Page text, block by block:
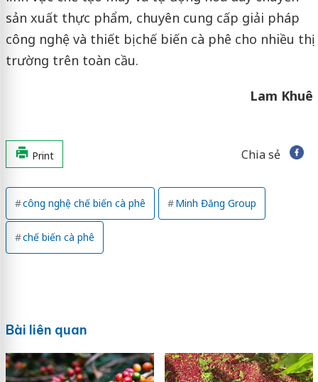
sản xuất thực phẩm, chuyên cung cấp giải pháp
công nghệ và thiết bị chế biến cà phê cho nhiều thị
trường trên toàn cầu.
Lam Khuê
Print Chia sẻ
công nghệ chế biến cà phê Minh Đăng Group
chế biến cà phê
Bài liên quan